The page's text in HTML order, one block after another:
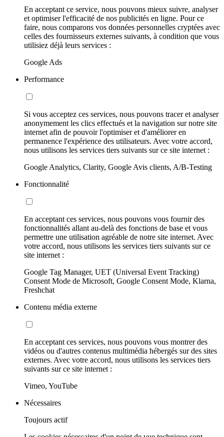
En acceptant ce service, nous pouvons mieux suivre, analyser
et optimiser l'efficacité de nos publicités en ligne. Pour ce
faire, nous comparons vos données personnelles cryptées avec
celles des fournisseurs externes suivants, à condition que vous
utilisiez déjà leurs services :
Google Ads
Performance
Si vous acceptez ces services, nous pouvons tracer et analyser
anonymement les clics effectués et la navigation sur notre site
internet afin de pouvoir l'optimiser et d'améliorer en
permanence l'expérience des utilisateurs. Avec votre accord,
nous utilisons les services tiers suivants sur ce site internet :
Google Analytics, Clarity, Google Avis clients, A/B-Testing
Fonctionnalité
En acceptant ces services, nous pouvons vous fournir des
fonctionnalités allant au-delà des fonctions de base et vous
permettre une utilisation agréable de notre site internet. Avec
votre accord, nous utilisons les services tiers suivants sur ce
site internet :
Google Tag Manager, UET (Universal Event Tracking)
Consent Mode de Microsoft, Google Consent Mode, Klarna,
Freshchat
Contenu média externe
En acceptant ces services, nous pouvons vous montrer des
vidéos ou d'autres contenus multimédia hébergés sur des sites
externes. Avec votre accord, nous utilisons les services tiers
suivants sur ce site internet :
Vimeo, YouTube
Nécessaires
Toujours actif